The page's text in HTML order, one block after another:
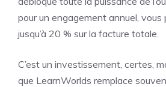
pour un engagement annuel,
jusqu’à 20 % sur la facture totale.
C’est un investissement, certes,
que LearnWorlds remplace